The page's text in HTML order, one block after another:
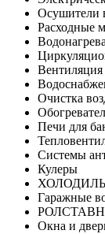
Осушители
Расходные
Вентиляция
Очистка
Печи для
Системы
Кулеры
Гаражные
Окна и